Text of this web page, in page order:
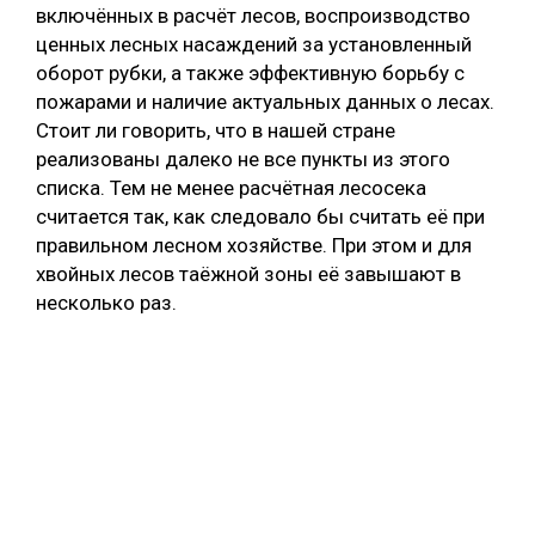
включённых в расчёт лесов, воспроизводство
ценных лесных насаждений за установленный
оборот рубки, а также эффективную борьбу с
пожарами и наличие актуальных данных о лесах.
Стоит ли говорить, что в нашей стране
реализованы далеко не все пункты из этого
списка. Тем не менее расчётная лесосека
считается так, как следовало бы считать её при
правильном лесном хозяйстве. При этом и для
хвойных лесов таёжной зоны её завышают в
несколько раз.